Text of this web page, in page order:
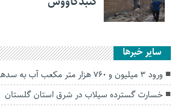
سایر خبرها
ورود ۳ میلیون و ۷۶۰ هزار متر مکعب آب به سد‌های گلستان
خسارت گسترده سیلاب در شرق استان گلستان